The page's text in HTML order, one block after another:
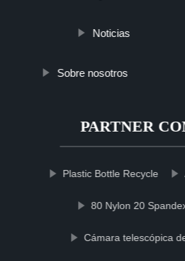
Noticias
Sobre nosotros
PARTNER
Plastic Bottle Recycle
80 Nylon 20
Cámara telescópica